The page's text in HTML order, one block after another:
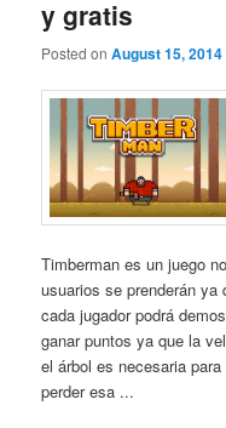
y gratis
Posted onAugust 15, 2014
Timberman es un juego
usuarios se prenderán
cada jugador podrá
ganar puntos ya que la
el árbol es necesaria
perder esa ...